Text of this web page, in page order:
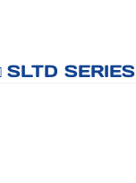
SERIES